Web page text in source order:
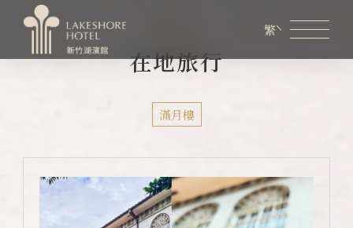
繁
在地旅行
滿月樓
煙波生活線上購物 線上旅展券使用說明
客房資訊
餐飲美饌